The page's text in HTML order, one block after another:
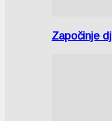
Započinje